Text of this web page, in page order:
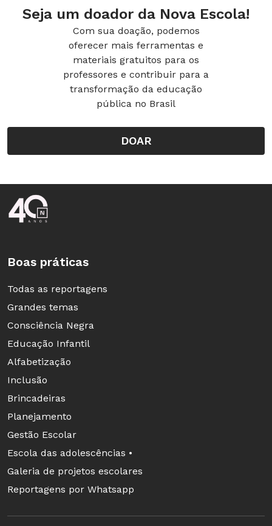
Seja um doador da Nova Escola!
Com sua doação, podemos
oferecer mais ferramentas e
materiais gratuitos para os
professores e contribuir para a
transformação da educação
pública no Brasil
DOAR
Rodapé da Nova Escola
Boas práticas
Todas as reportagens
Grandes temas
Consciência Negra
Educação Infantil
Alfabetização
Inclusão
Brincadeiras
Planejamento
Gestão Escolar
Escola das adolescências •
Galeria de projetos escolares
Reportagens por Whatsapp